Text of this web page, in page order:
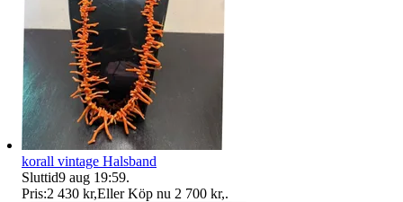
korall vintage Halsband
Sluttid9 aug 19:59.
Pris:2 430 kr,Eller Köp nu 2 700 kr,.